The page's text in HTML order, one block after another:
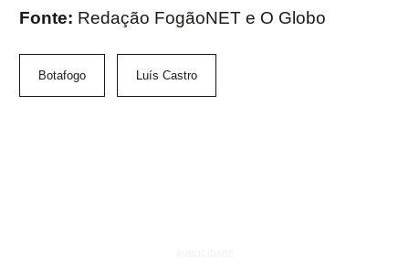
Fonte: Redação FogãoNET e O Globo
Botafogo Luís Castro